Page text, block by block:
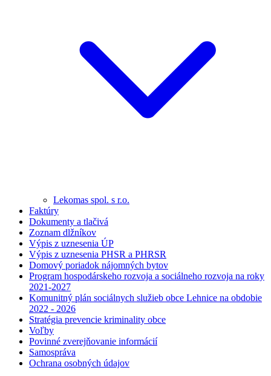
Lekomas spol. s r.o.
Faktúry
Dokumenty a tlačivá
Zoznam dlžníkov
Výpis z uznesenia ÚP
Výpis z uznesenia PHSR a PHRSR
Domový poriadok nájomných bytov
Program hospodárskeho rozvoja a sociálneho rozvoja na roky
2021-2027
Komunitný plán sociálnych služieb obce Lehnice na obdobie
2022 - 2026
Stratégia prevencie kriminality obce
Voľby
Povinné zverejňovanie informácií
Samospráva
Ochrana osobných údajov